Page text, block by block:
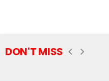
DON'T MISS